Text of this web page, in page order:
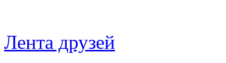
Лента друзей